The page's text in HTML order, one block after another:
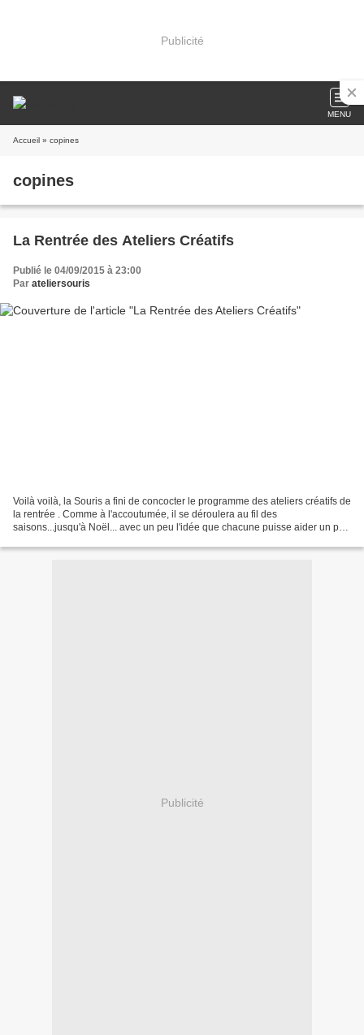
Publicité
MENU
Accueil » copines
copines
La Rentrée des Ateliers Créatifs
Publié le 04/09/2015 à 23:00
Par ateliersouris
Voilà voilà, la Souris a fini de concocter le programme des ateliers créatifs de
la rentrée . Comme à l'accoutumée, il se déroulera au fil des
saisons...jusqu'à Noël... avec un peu l'idée que chacune puisse aider un peu
Publicité